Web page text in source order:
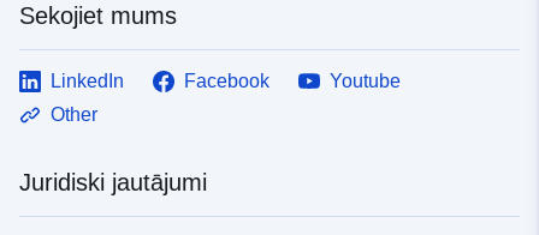
Sekojiet mums
LinkedIn Facebook
Youtube
Other
Juridiski jautājumi